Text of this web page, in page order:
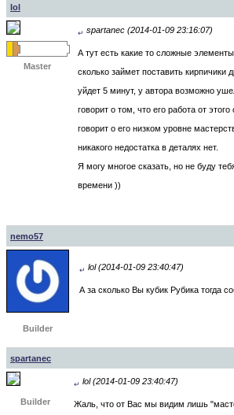
lol
Master
↵ spartanec (2014-01-09 23:16:07)
А тут есть какие то сложные
сколько займет поставить кирпичики
уйдет 5 минут, у автора возможно
говорит о том, что его работа от
говорит о его низком уровне
никакого недостатка в деталях нет.
Я могу многое сказать, но не буду
времени ))
nemo57
Builder
↵ lol (2014-01-09 23:40:47)
А за сколько Вы кубик Рубика тогда
spartanec
Builder
↵ lol (2014-01-09 23:40:47)
Жаль, что от Вас мы видим лишь